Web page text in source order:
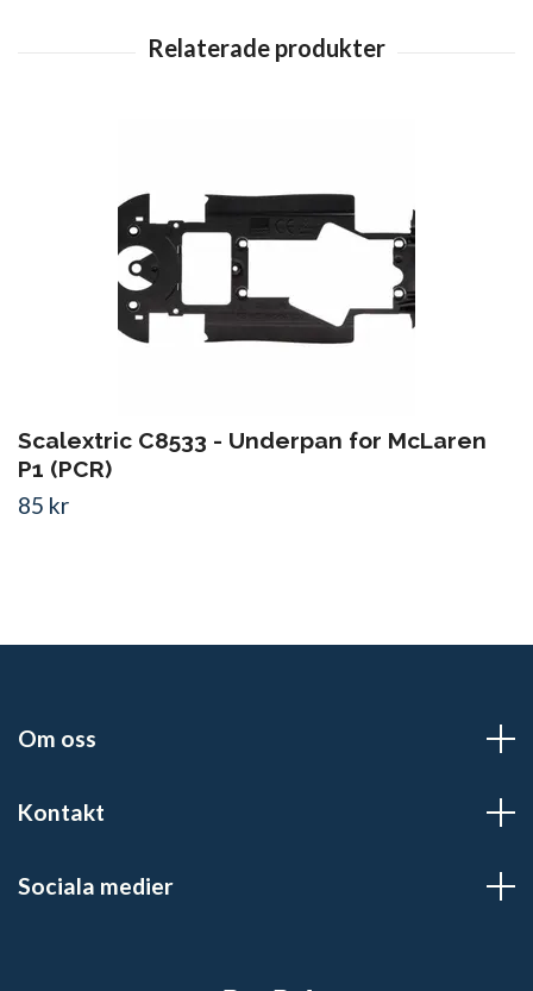
Scalextric C8533 - Underpan for McLaren
P1 (PCR)
85 kr
Om oss
Kontakt
Sociala medier